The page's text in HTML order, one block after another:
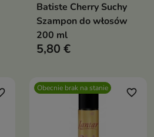
Batiste Cherry Suchy
Szampon do włosów
200 ml
5,80 €
Obecnie brak na stanie favorite_border